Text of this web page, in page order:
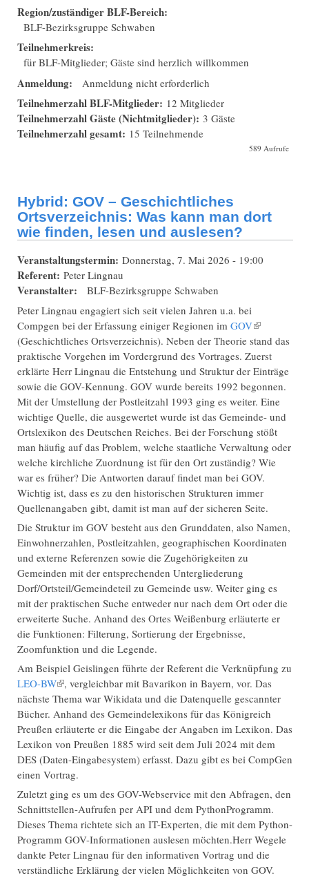
Region/zuständiger BLF-Bereich:
BLF-Bezirksgruppe Schwaben
Teilnehmerkreis:
für BLF-Mitglieder; Gäste sind herzlich willkommen
Anmeldung: Anmeldung nicht erforderlich
Teilnehmerzahl BLF-Mitglieder: 12 Mitglieder
Teilnehmerzahl Gäste (Nichtmitglieder): 3 Gäste
Teilnehmerzahl gesamt: 15 Teilnehmende
589 Aufrufe
Hybrid: GOV – Geschichtliches
Ortsverzeichnis: Was kann man dort
wie finden, lesen und auslesen?
Veranstaltungstermin: Donnerstag, 7. Mai 2026 - 19:00
Referent: Peter Lingnau
Veranstalter:
BLF-Bezirksgruppe Schwaben
Peter Lingnau engagiert sich seit vielen Jahren u.a. bei
Compgen bei der Erfassung einiger Regionen im GOV(Link ist
extern)
(Geschichtliches Ortsverzeichnis). Neben der Theorie stand das
praktische Vorgehen im Vordergrund des Vortrages. Zuerst
erklärte Herr Lingnau die Entstehung und Struktur der Einträge
sowie die GOV-Kennung. GOV wurde bereits 1992 begonnen.
Mit der Umstellung der Postleitzahl 1993 ging es weiter. Eine
wichtige Quelle, die ausgewertet wurde ist das Gemeinde- und
Ortslexikon des Deutschen Reiches. Bei der Forschung stößt
man häufig auf das Problem, welche staatliche Verwaltung oder
welche kirchliche Zuordnung ist für den Ort zuständig? Wie
war es früher? Die Antworten darauf findet man bei GOV.
Wichtig ist, dass es zu den historischen Strukturen immer
Quellenangaben gibt, damit ist man auf der sicheren Seite.
Die Struktur im GOV besteht aus den Grunddaten, also Namen,
Einwohnerzahlen, Postleitzahlen, geographischen Koordinaten
und externe Referenzen sowie die Zugehörigkeiten zu
Gemeinden mit der entsprechenden Untergliederung
Dorf/Ortsteil/Gemeindeteil zu Gemeinde usw. Weiter ging es
mit der praktischen Suche entweder nur nach dem Ort oder die
erweiterte Suche. Anhand des Ortes Weißenburg erläuterte er
die Funktionen: Filterung, Sortierung der Ergebnisse,
Zoomfunktion und die Legende.
Am Beispiel Geislingen führte der Referent die Verknüpfung zu
LEO-BW(Link ist extern)
, vergleichbar mit Bavarikon in Bayern, vor. Das
nächste Thema war Wikidata und die Datenquelle gescannter
Bücher. Anhand des Gemeindelexikons für das Königreich
Preußen erläuterte er die Eingabe der Angaben im Lexikon. Das
Lexikon von Preußen 1885 wird seit dem Juli 2024 mit dem
DES (Daten-Eingabesystem) erfasst. Dazu gibt es bei CompGen
einen Vortrag.
Zuletzt ging es um des GOV-Webservice mit den Abfragen, den
Schnittstellen-Aufrufen per API und dem PythonProgramm.
Dieses Thema richtete sich an IT-Experten, die mit dem Python-
Programm GOV-Informationen auslesen möchten.Herr Wegele
dankte Peter Lingnau für den informativen Vortrag und die
verständliche Erklärung der vielen Möglichkeiten von GOV.